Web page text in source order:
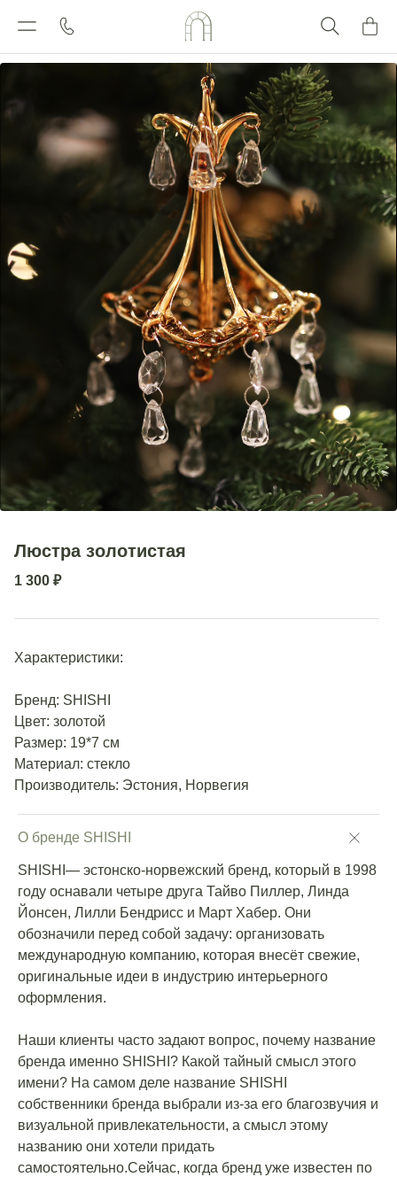
Люстра золотистая
1 300 ₽
Характеристики:
Бренд: SHISHI
Цвет: золотой
Размер: 19*7 см
Материал: стекло
Производитель: Эстония, Норвегия
О бренде SHISHI
SHISHI— эстонско-норвежский бренд, который в 1998
году оснавали четыре друга Тайво Пиллер, Линда
Йонсен, Лилли Бендрисс и Март Хабер. Они
обозначили перед собой задачу: организовать
международную компанию, которая внесёт свежие,
оригинальные идеи в индустрию интерьерного
оформления.
Наши клиенты часто задают вопрос, почему название
бренда именно SHISHI? Какой тайный смысл этого
имени? На самом деле название SHISHI
собственники бренда выбрали из-за его благозвучия и
визуальной привлекательности, а смысл этому
названию они хотели придать
самостоятельно.Сейчас, когда бренд уже известен по